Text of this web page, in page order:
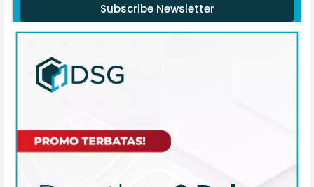
Subscribe Newsletter